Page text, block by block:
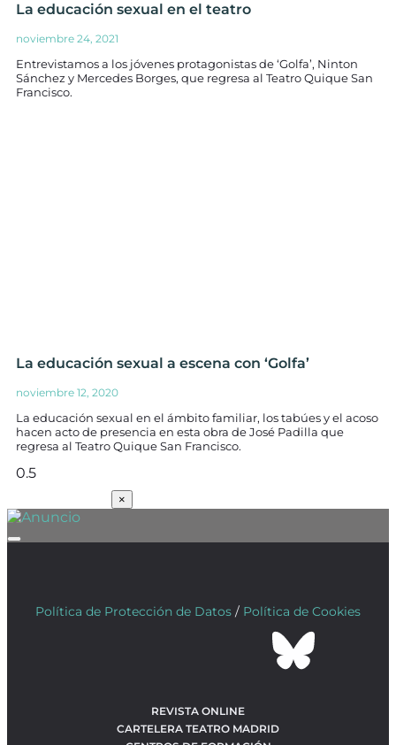
La educación sexual en el teatro
noviembre 24, 2021
Entrevistamos a los jóvenes protagonistas de ‘Golfa’, Ninton
Sánchez y Mercedes Borges, que regresa al Teatro Quique San
Francisco.
La educación sexual a escena con ‘Golfa’
noviembre 12, 2020
La educación sexual en el ámbito familiar, los tabúes y el acoso
hacen acto de presencia en esta obra de José Padilla que
regresa al Teatro Quique San Francisco.
×
Política de Protección de Datos / Política de Cookies
REVISTA ONLINE
CARTELERA TEATRO MADRID